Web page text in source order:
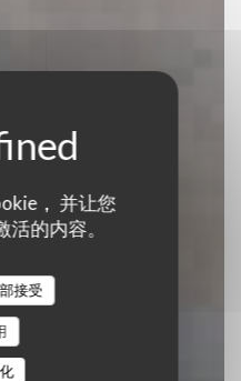
， 并让您
的内容。
接受
|TARDINGHEN
位